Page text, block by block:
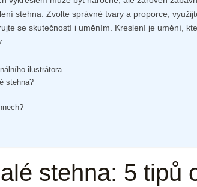
stehna. Zvolte správné tvary a proporce,
se skutečností i uměním. Kreslení je umění,
ilustrátora
stehna?
stehna: 5 tipů